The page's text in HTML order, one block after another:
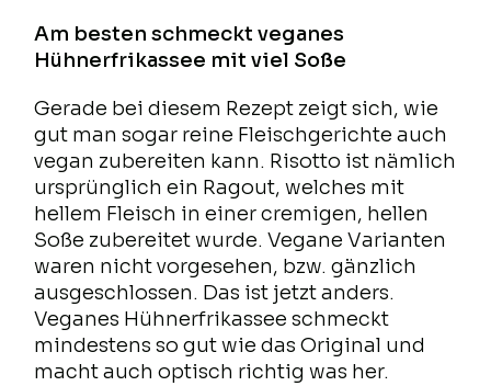
Am besten schmeckt veganes
Hühnerfrikassee mit viel Soße
Gerade bei diesem Rezept zeigt sich, wie
gut man sogar reine Fleischgerichte auch
vegan zubereiten kann. Risotto ist nämlich
ursprünglich ein Ragout, welches mit
hellem Fleisch in einer cremigen, hellen
Soße zubereitet wurde. Vegane Varianten
waren nicht vorgesehen, bzw. gänzlich
ausgeschlossen. Das ist jetzt anders.
Veganes Hühnerfrikassee schmeckt
mindestens so gut wie das Original und
macht auch optisch richtig was her.